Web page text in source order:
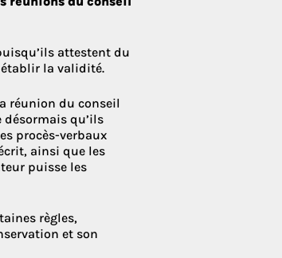
attestent du
établir la validité.
réunion du conseil
qu’ils
procès-verbaux
ainsi que les
puisse les
règles,
et son